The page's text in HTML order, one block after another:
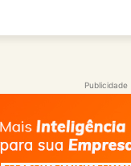
Publicidade